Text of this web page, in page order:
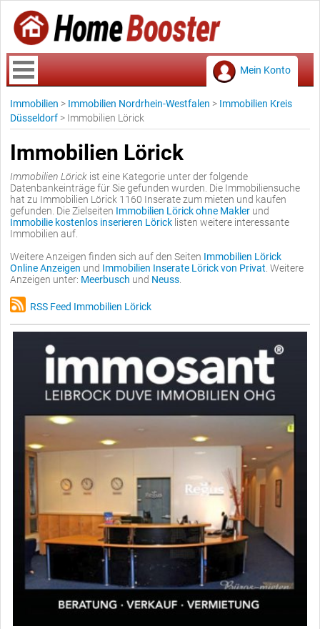
Mein Konto
Immobilien > Immobilien Nordrhein-Westfalen > Immobilien Kreis
Düsseldorf > Immobilien Lörick
Immobilien Lörick
Immobilien Lörick ist eine Kategorie unter der folgende
Datenbankeinträge für Sie gefunden wurden. Die Immobiliensuche
hat zu Immobilien Lörick 1160 Inserate zum mieten und kaufen
gefunden. Die Zielseiten Immobilien Lörick ohne Makler und
Immobilie kostenlos inserieren Lörick listen weitere interessante
Immobilien auf.
Weitere Anzeigen finden sich auf den Seiten Immobilien Lörick
Online Anzeigen und Immobilien Inserate Lörick von Privat . Weitere
Anzeigen unter: Meerbusch und Neuss
RSS Feed Immobilien Lörick